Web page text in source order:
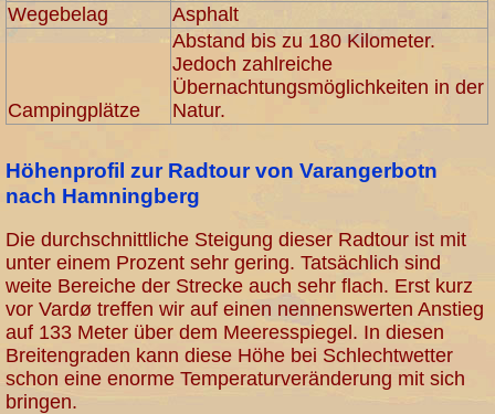
Wegebelag
Asphalt
Campingplätze
Abstand bis zu 180 Kilometer.
Jedoch zahlreiche
Übernachtungsmöglichkeiten in der
Natur.
Höhenprofil zur Radtour von Varangerbotn
nach Hamningberg
Die durchschnittliche Steigung dieser Radtour ist mit
unter einem Prozent sehr gering. Tatsächlich sind
weite Bereiche der Strecke auch sehr flach. Erst kurz
vor Vardø treffen wir auf einen nennenswerten Anstieg
auf 133 Meter über dem Meeresspiegel. In diesen
Breitengraden kann diese Höhe bei Schlechtwetter
schon eine enorme Temperaturveränderung mit sich
bringen.